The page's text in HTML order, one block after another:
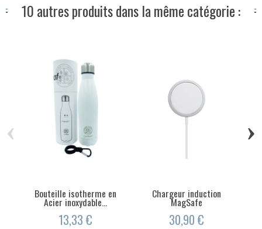
10 autres produits dans la même catégorie :
Bouteille isotherme en
Acier inoxydable...
13,33 €
Chargeur induction
MagSafe
30,90 €
‹ ›